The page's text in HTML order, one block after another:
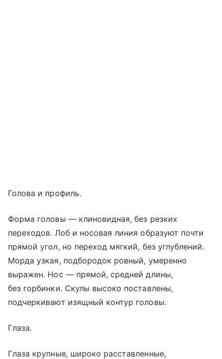
Голова и профиль.
Форма головы — клиновидная, без резких
переходов. Лоб и носовая линия образуют почти
прямой угол, но переход мягкий, без углублений.
Морда узкая, подбородок ровный, умеренно
выражен. Нос — прямой, средней длины,
без горбинки. Скулы высоко поставлены,
подчеркивают изящный контур головы.
Глаза.
Глаза крупные, широко расставленные,